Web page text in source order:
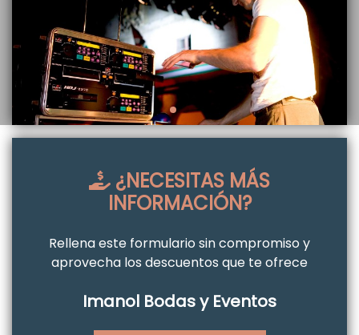
¿NECESITAS MÁS
INFORMACIÓN?
Rellena este formulario sin compromiso y
aprovecha los descuentos que te ofrece
Imanol Bodas y Eventos